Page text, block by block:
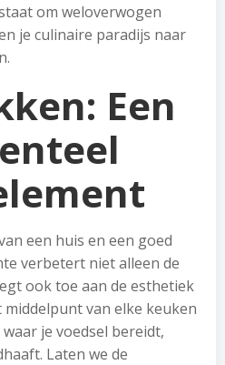
om weloverwogen
je culinaire paradijs naar
Een
een huis en een goed
verbetert niet alleen de
ook toe aan de esthetiek
van elke keuken
je voedsel bereidt,
Laten we de